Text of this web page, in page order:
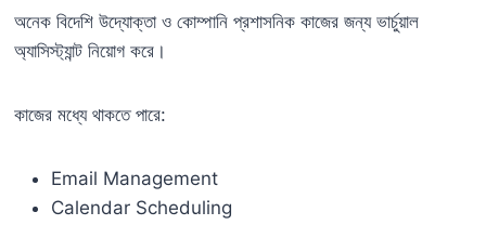
অনেক বিদেশি উদ্যোক্তা ও কোম্পানি প্রশাসনিক কাজের জন্য ভার্চুয়াল
অ্যাসিস্ট্যান্ট নিয়োগ করে।
কাজের মধ্যে থাকতে পারে:
Email Management
Calendar Scheduling